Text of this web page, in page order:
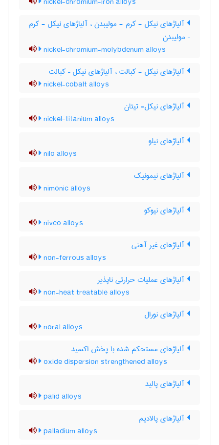
آلیاژهای نیکل - کرم - مولیبدن ، آلیاژهای نیکل - کرم
– مولیبدن
nickel-chromium-molybdenum alloys
آلیاژهای نیکل - کبالت ، آلیاژهای نیکل – کبالت
nickel-cobalt alloys
آلیاژهای نیکل- تیتان
nickel-titanium alloys
آلیاژهای نیلو
nilo alloys
آلیاژهای نیمونیک
nimonic alloys
آلیاژهای نیوکو
nivco alloys
آلیاژهای غیر آهنی
non-ferrous alloys
آلیاژهای عملیات حرارتی ناپذیر
non-heat treatable alloys
آلیاژهای نورال
noral alloys
آلیاژهای مستحکم شده با پخش اکسید
oxide dispersion strengthened alloys
آلیاژهای پالید
palid alloys
آلیاژهای پالادیم
palladium alloys